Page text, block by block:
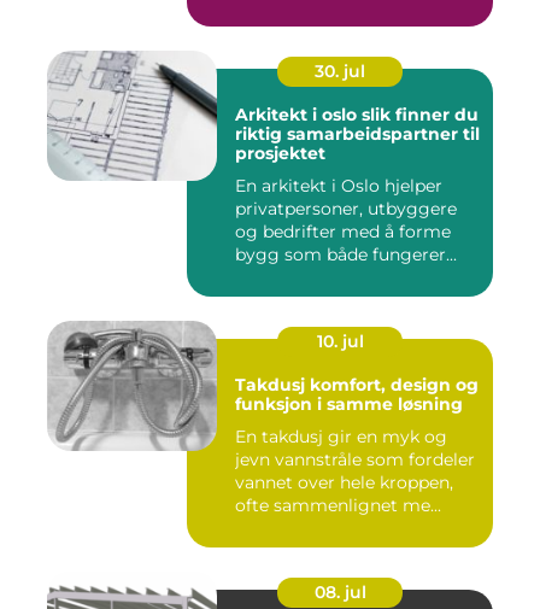
30. jul
Arkitekt i oslo slik finner du
riktig samarbeidspartner til
prosjektet
En arkitekt i Oslo hjelper
privatpersoner, utbyggere
og bedrifter med å forme
bygg som både fungerer...
10. jul
Takdusj komfort, design og
funksjon i samme løsning
En takdusj gir en myk og
jevn vannstråle som fordeler
vannet over hele kroppen,
ofte sammenlignet me...
08. jul